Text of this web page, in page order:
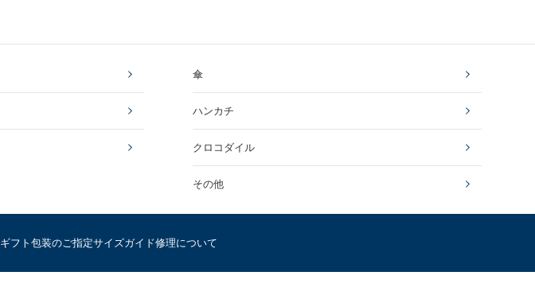
傘
ハンカチ
クロコダイル
その他
ギフト包装のご指定サイズガイド修理について